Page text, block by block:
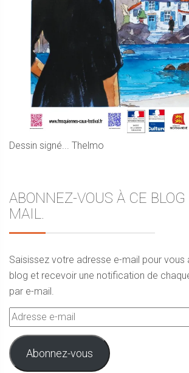
Dessin signé... Thelmo
ABONNEZ-VOUS À CE BLOG
MAIL.
Saisissez votre adresse e-mail pour vous
blog et recevoir une notification de
par e-mail.
Adresse
e-
mail
Abonnez-vous